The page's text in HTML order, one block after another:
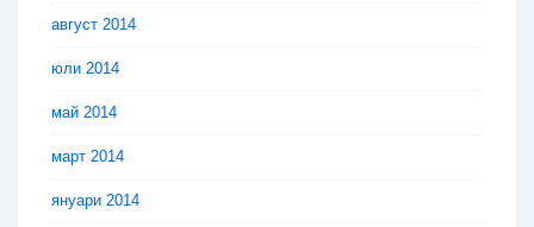
август 2014
юли 2014
май 2014
март 2014
януари 2014